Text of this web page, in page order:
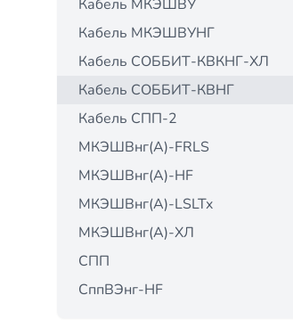
Кабель МКЭШВУ
Кабель МКЭШВУНГ
Кабель СОББИТ-КВКНГ-ХЛ
Кабель СОББИТ-КВНГ
Кабель СПП-2
МКЭШВнг(А)-FRLS
МКЭШВнг(А)-HF
МКЭШВнг(А)-LSLTx
МКЭШВнг(А)-ХЛ
СПП
СппВЭнг-HF